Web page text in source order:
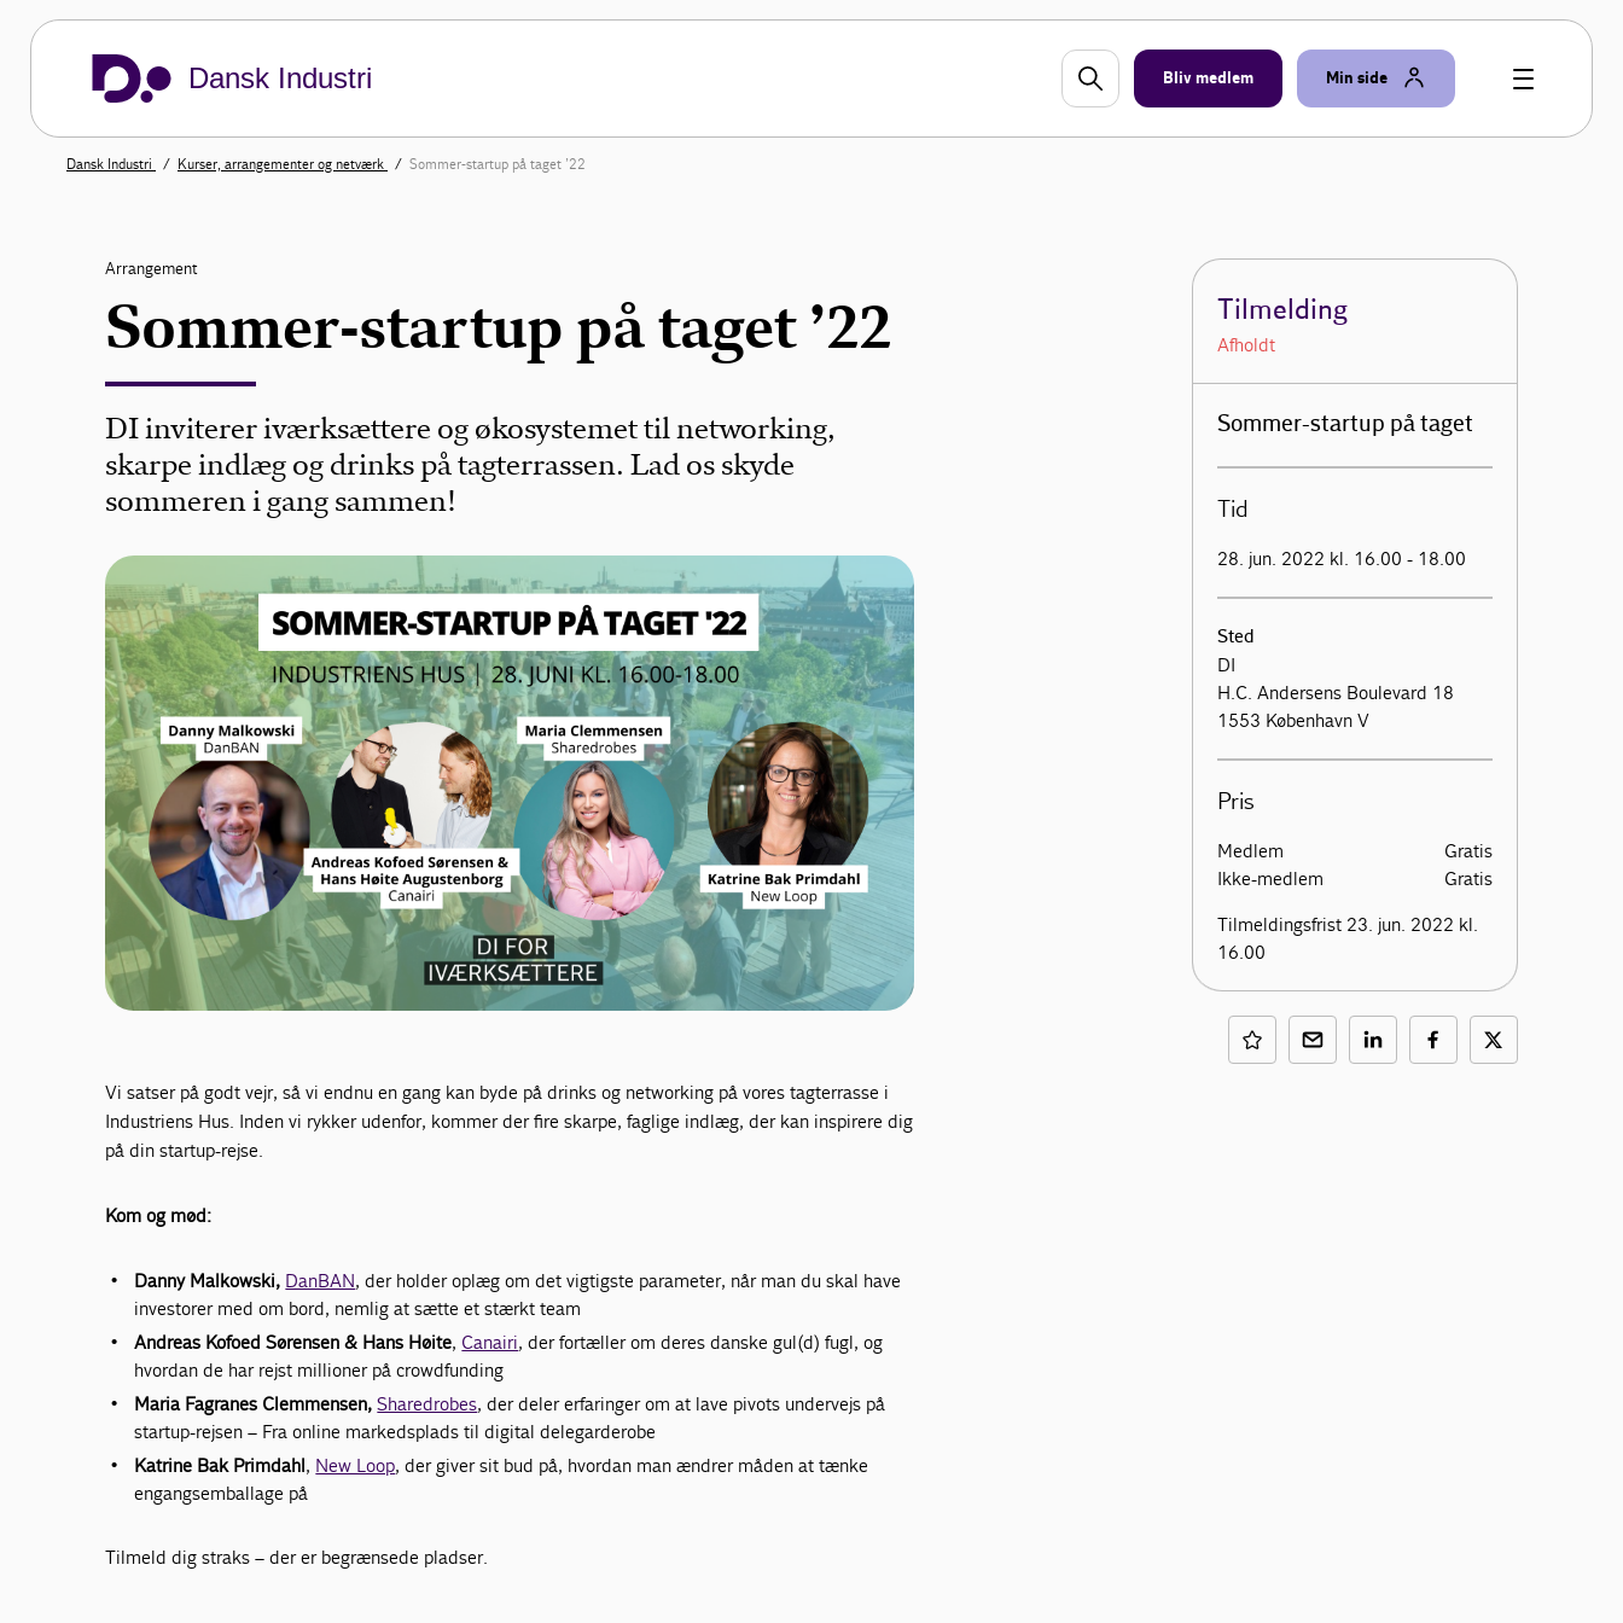
Dansk Industri Bliv medlem Min side
Dansk Industri Kurser, arrangementer og netværk Sommer-startup på taget ’22
Arrangement
Sommer-startup på taget ’22
DI inviterer iværksættere og økosystemet til networking,
skarpe indlæg og drinks på tagterrassen. Lad os skyde
sommeren i gang sammen!
Vi satser på godt vejr, så vi endnu en gang kan byde på drinks og networking på vores tagterrasse i
Industriens Hus. Inden vi rykker udenfor, kommer der fire skarpe, faglige indlæg, der kan inspirere dig
på din startup-rejse.
Kom og mød:
Danny Malkowski, DanBAN, der holder oplæg om det vigtigste parameter, når man du skal have
investorer med om bord, nemlig at sætte et stærkt team
Andreas Kofoed Sørensen & Hans Høite, Canairi, der fortæller om deres danske gul(d) fugl, og
hvordan de har rejst millioner på crowdfunding
Maria Fagranes Clemmensen,Sharedrobes, der deler erfaringer om at lave pivots undervejs på
startup-rejsen – Fra online markedsplads til digital delegarderobe
Katrine Bak Primdahl, New Loop, der giver sit bud på, hvordan man ændrer måden at tænke
engangsemballage på
Tilmeld dig straks – der er begrænsede pladser.
Tilmelding
Afholdt
Sommer-startup på taget
Tid
28. jun. 2022 kl. 16.00 - 18.00
Sted
DI
H.C. Andersens Boulevard 18
1553 København V
Pris
Medlem
Gratis
Ikke-medlem
Gratis
Tilmeldingsfrist 23. jun. 2022 kl.
16.00